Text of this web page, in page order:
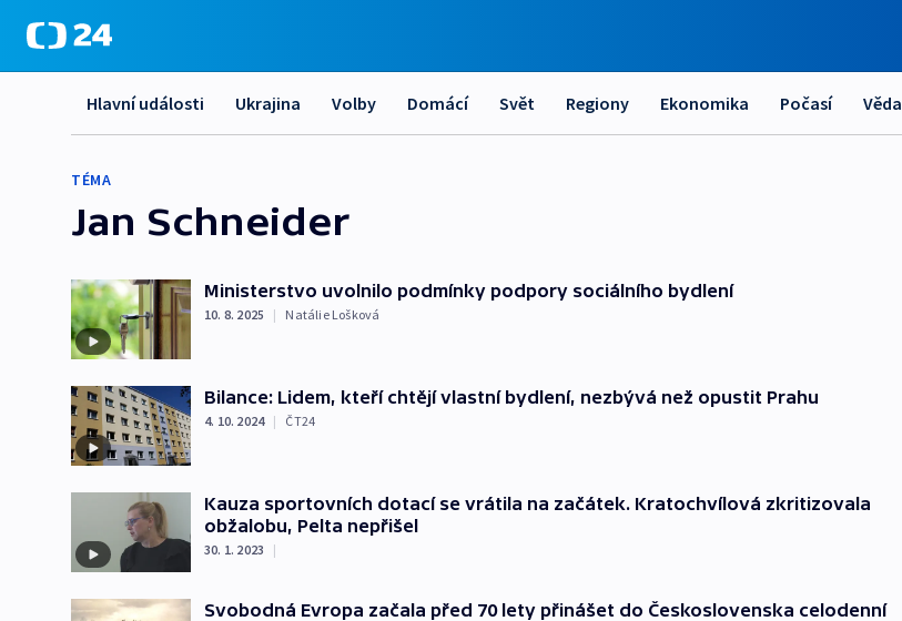
Hlavní události Ukrajina Volby Domácí Svět Regiony Ekonomika Počasí Věda
TÉMA
Jan Schneider
Ministerstvo uvolnilo podmínky podpory sociálního bydlení
10. 8. 2025 | Natálie Lošková
Bilance: Lidem, kteří chtějí vlastní bydlení, nezbývá než opustit Prahu
4. 10. 2024 | ČT24
Kauza sportovních dotací se vrátila na začátek. Kratochvílová zkritizovala
obžalobu, Pelta nepřišel
30. 1. 2023 |
Svobodná Evropa začala před 70 lety přinášet do Československa celodenní